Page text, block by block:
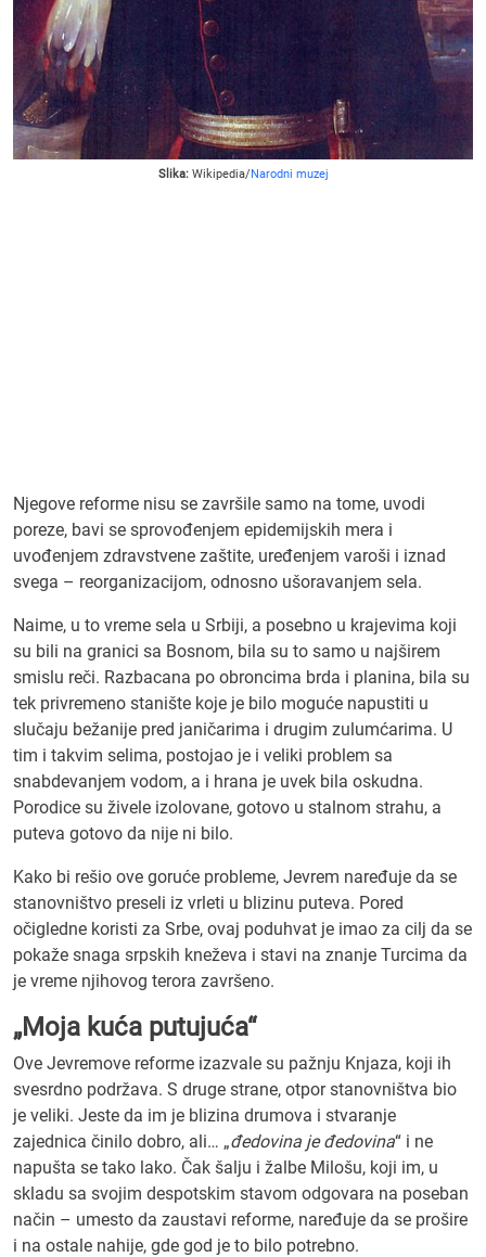
Slika:Wikipedia/ Narodni muzej
Njegove reforme nisu se završile samo na tome, uvodi
poreze, bavi se sprovođenjem epidemijskih mera i
uvođenjem zdravstvene zaštite, uređenjem varoši i iznad
svega – reorganizacijom, odnosno ušoravanjem sela.
Naime, u to vreme sela u Srbiji, a posebno u krajevima koji
su bili na granici sa Bosnom, bila su to samo u najširem
smislu reči. Razbacana po obroncima brda i planina, bila su
tek privremeno stanište koje je bilo moguće napustiti u
slučaju bežanije pred janičarima i drugim zulumćarima. U
tim i takvim selima, postojao je i veliki problem sa
snabdevanjem vodom, a i hrana je uvek bila oskudna.
Porodice su živele izolovane, gotovo u stalnom strahu, a
puteva gotovo da nije ni bilo.
Kako bi rešio ove goruće probleme, Jevrem naređuje da se
stanovništvo preseli iz vrleti u blizinu puteva. Pored
očigledne koristi za Srbe, ovaj poduhvat je imao za cilj da se
pokaže snaga srpskih kneževa i stavi na znanje Turcima da
je vreme njihovog terora završeno.
„Moja kuća putujuća“
Ove Jevremove reforme izazvale su pažnju Knjaza, koji ih
svesrdno podržava. S druge strane, otpor stanovništva bio
je veliki. Jeste da im je blizina drumova i stvaranje
zajednica činilo dobro, ali… „đedovina je đedovina“ i ne
napušta se tako lako. Čak šalju i žalbe Milošu, koji im, u
skladu sa svojim despotskim stavom odgovara na poseban
način – umesto da zaustavi reforme, naređuje da se prošire
i na ostale nahije, gde god je to bilo potrebno.